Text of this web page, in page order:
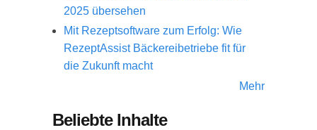
2025 übersehen
Mit Rezeptsoftware zum Erfolg: Wie
RezeptAssist Bäckereibetriebe fit für
die Zukunft macht
Mehr
Beliebte Inhalte